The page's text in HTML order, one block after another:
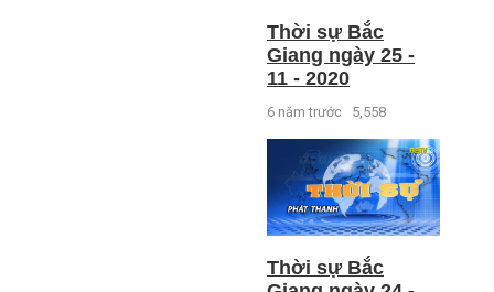
Thời sự Bắc
Giang ngày 25 -
11 - 2020
6 năm trước 5,558
Thời sự Bắc